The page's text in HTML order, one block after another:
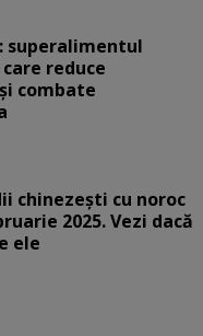
superalimentul
reduce
combate
chinezești cu noroc
2025. Vezi dacă
ele